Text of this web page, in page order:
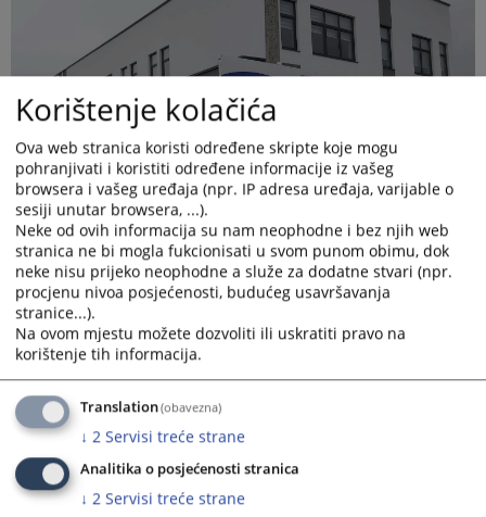
Zgrada suda u Žepču
Prikazana vijest je na
1843PREGLEDA
Korištenje kolačića
Ova web stranica koristi određene skripte koje mogu
pohranjivati i koristiti određene informacije iz vašeg
browsera i vašeg uređaja (npr. IP adresa uređaja, varijable o
sesiji unutar browsera, ...).
Neke od ovih informacija su nam neophodne i bez njih web
stranica ne bi mogla fukcionisati u svom punom obimu, dok
neke nisu prijeko neophodne a služe za dodatne stvari (npr.
procjenu nivoa posjećenosti, budućeg usavršavanja
stranice...).
Na ovom mjestu možete dozvoliti ili uskratiti pravo na
korištenje tih informacija.
Translation(obavezna)
↓ 2 Servisi treće strane
Analitika o posjećenosti stranica
↓ 2 Servisi treće strane